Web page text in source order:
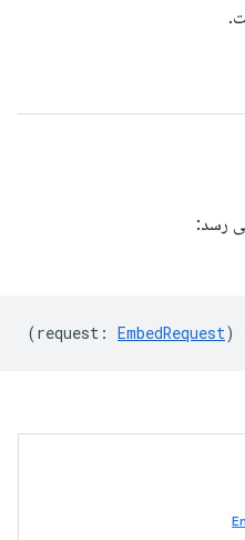
(request: EmbedRequest